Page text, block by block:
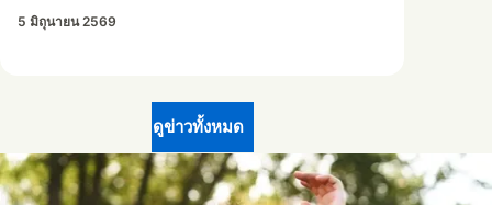
5 มิถุนายน 2569
ดูข่าวทั้งหมด